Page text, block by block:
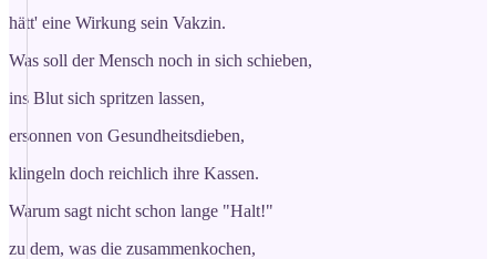
hätt' eine Wirkung sein Vakzin.
Was soll der Mensch noch in sich schieben,
ins Blut sich spritzen lassen,
ersonnen von Gesundheitsdieben,
klingeln doch reichlich ihre Kassen.
Warum sagt nicht schon lange "Halt!"
zu dem, was die zusammenkochen,